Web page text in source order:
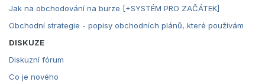
Jak na obchodování na burze [+SYSTÉM PRO ZAČÁTEK]
Obchodní strategie - popisy obchodních plánů, které používám
DISKUZE
Diskuzní fórum
Co je nového